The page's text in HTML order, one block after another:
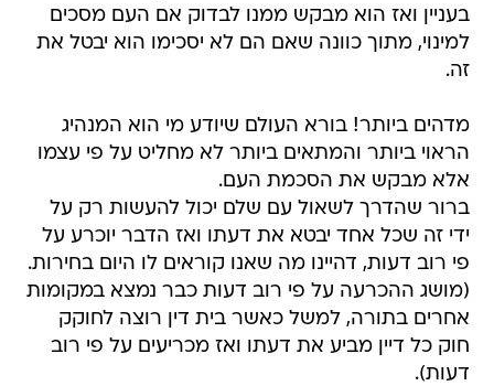
בעניין ואז הוא מבקש ממנו לבדוק אם העם מסכים
למינוי, מתוך כוונה שאם הם לא יסכימו הוא יבטל את
זה.
מדהים ביותר! בורא העולם שיודע מי הוא המנהיג
הראוי ביותר והמתאים ביותר לא מחליט על פי עצמו
אלא מבקש את הסכמת העם.
ברור שהדרך לשאול עם שלם יכול להעשות רק על
ידי זה שכל אחד יבטא את דעתו ואז הדבר יוכרע על
פי רוב דעות, דהיינו מה שאנו קוראים לו היום בחירות.
(מושג ההכרעה על פי רוב דעות כבר נמצא במקומות
אחרים בתורה, למשל כאשר בית דין רוצה לחוקק
חוק כל דיין מביע את דעתו ואז מכריעים על פי רוב
דעות).